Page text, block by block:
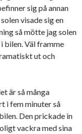
sig på annan
visade sig en
så mötte jag solen
bilen. Väl framme
ut och
är så många
i fem minuter så
Den prickade in
vackra med sina